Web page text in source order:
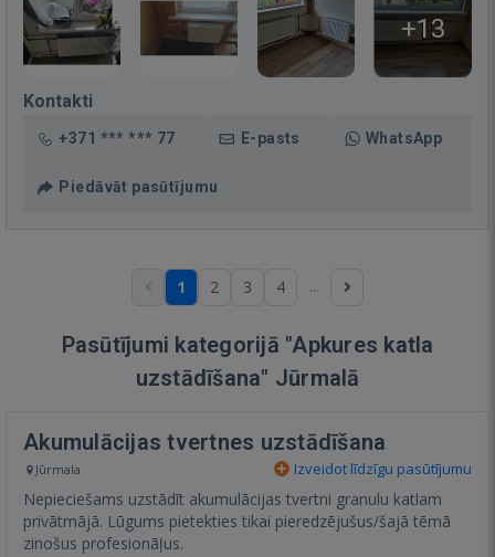
+13
Kontakti
+371 *** *** 77 E-pasts WhatsApp
Piedāvāt pasūtījumu
1 2 3 4 ...
Pasūtījumi kategorijā "Apkures katla
uzstādīšana" Jūrmalā
Akumulācijas tvertnes uzstādīšana
Jūrmala Izveidot līdzīgu pasūtījumu
Nepieciešams uzstādīt akumulācijas tvertni granulu katlam
privātmājā. Lūgums pietekties tikai pieredzējušus/šajā tēmā
zinošus profesionāļus.